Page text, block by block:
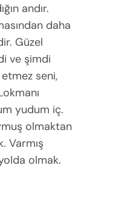
andır.
daha
Güzel
ve şimdi
seni,
yudum iç.
olmaktan
Varmış
olmak.